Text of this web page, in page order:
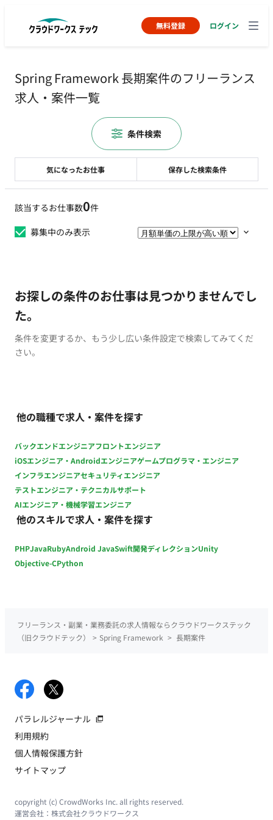
無料登録 ログイン
Spring Framework 長期案件のフリーランス
求人・案件一覧
該当するお仕事数0件
募集中のみ表示
お探しの条件のお仕事は見つかりませんでし
た。
条件を変更するか、もう少し広い条件設定で検索してみてくだ
さい。
他の職種で求人・案件を探す
バックエンドエンジニアフロントエンジニア
iOSエンジニア・Androidエンジニアゲームプログラマ・エンジニア
インフラエンジニアセキュリティエンジニア
テストエンジニア・テクニカルサポート
AIエンジニア・機械学習エンジニア
他のスキルで求人・案件を探す
PHPJavaRubyAndroid JavaSwift開発ディレクションUnity
Objective-CPython
気になったお仕事 保存した検索条件
条件検索
フリーランス・副業・業務委託の求人情報ならクラウドワークステック
（旧クラウドテック）
> Spring Framework > 長期案件
パラレルジャーナル
利用規約
個人情報保護方針
サイトマップ
copyright (c) CrowdWorks Inc. all rights reserved.
運営会社： 株式会社クラウドワークス